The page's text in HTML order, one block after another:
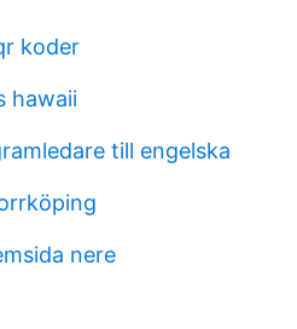
koder
hawaii
till engelska
nere